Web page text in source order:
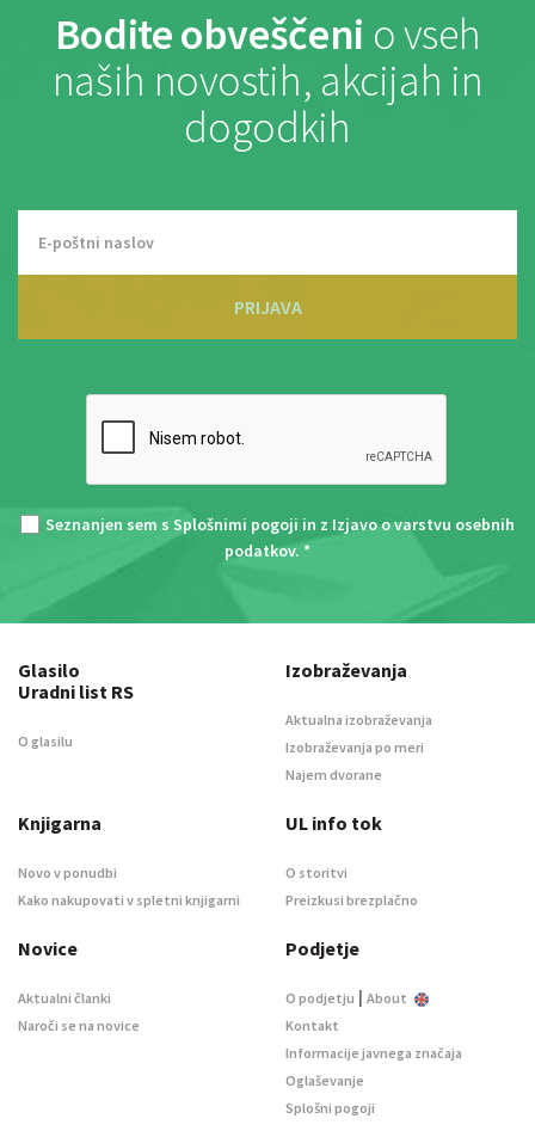
Bodite obveščeni o vseh
naših novostih, akcijah in
dogodkih
PRIJAVA
Seznanjen sem s Splošnimi pogoji in z Izjavo o varstvu osebnih
podatkov. *
Glasilo
Uradni list RS
O glasilu
Izobraževanja
Aktualna izobraževanja
Izobraževanja po meri
Najem dvorane
Knjigarna
Novo v ponudbi
Kako nakupovati v spletni knjigarni
UL info tok
O storitvi
Preizkusi brezplačno
Novice
Aktualni članki
Naroči se na novice
Podjetje
O podjetju | About
Kontakt
Informacije javnega značaja
Oglaševanje
Splošni pogoji